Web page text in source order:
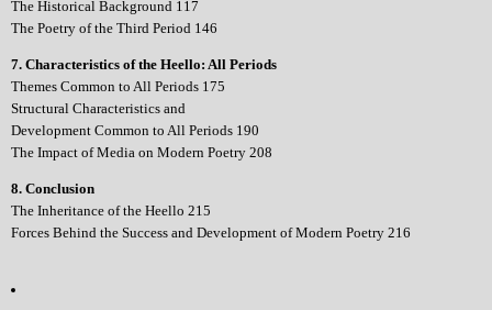
The Historical Background 117
The Poetry of the Third Period 146
7. Characteristics of the Heello: All Periods
Themes Common to All Periods 175
Structural Characteristics and
Development Common to All Periods 190
The Impact of Media on Modern Poetry 208
8. Conclusion
The Inheritance of the Heello 215
Forces Behind the Success and Development of Modern Poetry 216